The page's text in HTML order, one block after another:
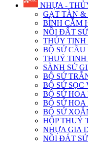
NHỰA -
GẠT TÀN &
BÌNH CẮM
NỒI ĐẤT
THỦY TINH
BỘ SỨ CẦU
THUỶ TINH
SÀNH SỨ
BỘ SỨ
BỘ SỨ
BỘ SỨ
BỘ SỨ
BỘ SỨ
HỘP THUỶ
NHỰA GIA
NỒI ĐÁT